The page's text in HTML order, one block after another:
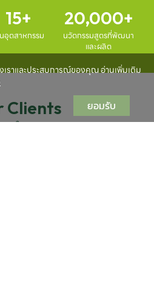
15
อุตสาหกรรม
20,000
นวัตกรรมสูตรที่พัฒนา
และผลิต
Clients
างใจ Bio-Coslab
เราและประสบการณ์ของคุณ อ่านเพิ่มเติม
ยอมรับ